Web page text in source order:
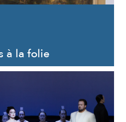
à la folie